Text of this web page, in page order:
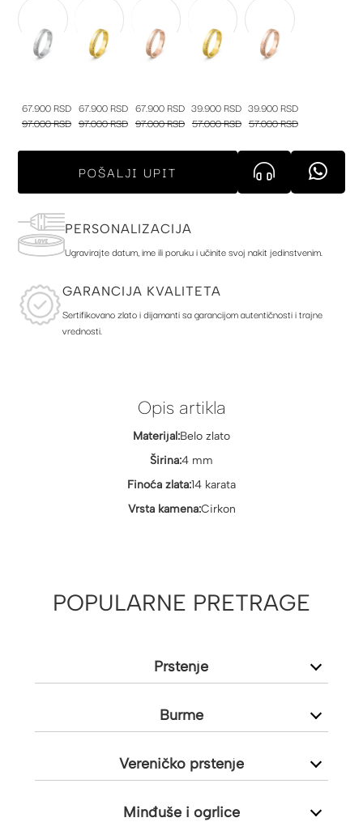
67.900 RSD
97.000 RSD
67.900 RSD
97.000 RSD
67.900 RSD
97.000 RSD
39.900 RSD
57.000 RSD
39.900 RSD
57.000 RSD
POŠALJI UPIT
PERSONALIZACIJA
Ugravirajte datum, ime ili poruku i učinite svoj nakit jedinstvenim.
GARANCIJA KVALITETA
Sertifikovano zlato i dijamanti sa garancijom autentičnosti i trajne
vrednosti.
Opis artikla
Materijal:Belo zlato
Širina:4 mm
Finoća zlata:14 karata
Vrsta kamena:Cirkon
POPULARNE PRETRAGE
Prstenje
Burme
Vereničko prstenje
Minđuše i ogrlice